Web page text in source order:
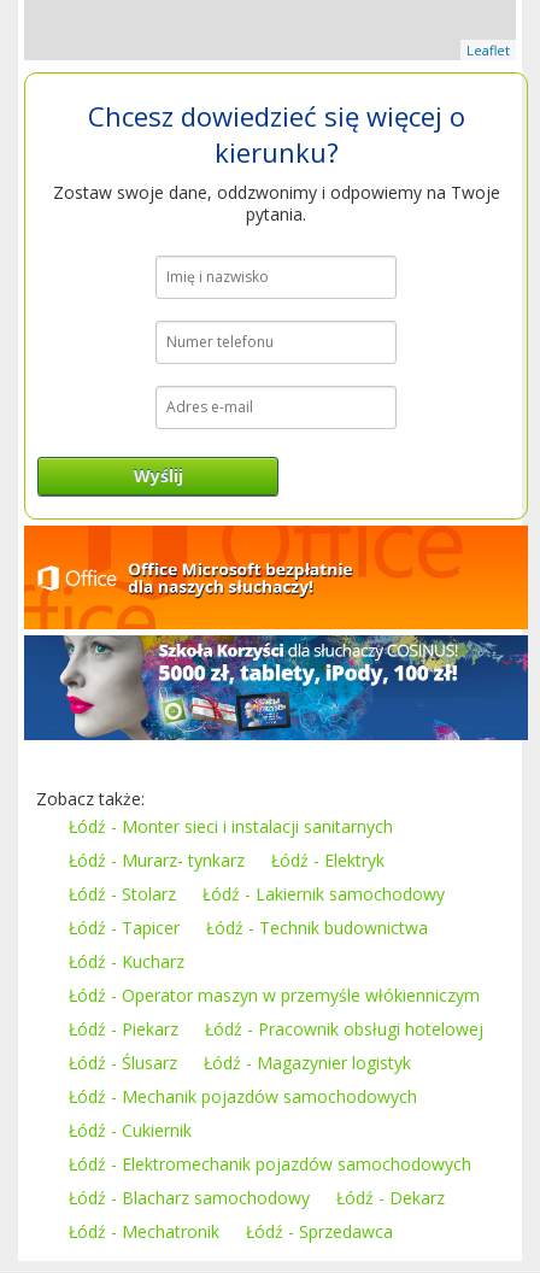
Leaflet
Chcesz dowiedzieć się więcej o
kierunku?
Zostaw swoje dane, oddzwonimy i odpowiemy na Twoje
pytania.
Wyślij
Zobacz także:
Łódź - Monter sieci i instalacji sanitarnych
Łódź - Murarz- tynkarz
Łódź - Elektryk
Łódź - Stolarz
Łódź - Lakiernik samochodowy
Łódź - Tapicer
Łódź - Technik budownictwa
Łódź - Kucharz
Łódź - Operator maszyn w przemyśle włókienniczym
Łódź - Piekarz
Łódź - Pracownik obsługi hotelowej
Łódź - Ślusarz
Łódź - Magazynier logistyk
Łódź - Mechanik pojazdów samochodowych
Łódź - Cukiernik
Łódź - Elektromechanik pojazdów samochodowych
Łódź - Blacharz samochodowy
Łódź - Dekarz
Łódź - Mechatronik
Łódź - Sprzedawca